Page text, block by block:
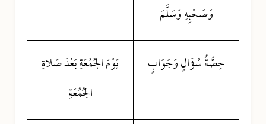
وَصَحْبِهِ وَسَلَّمَ
حِصَّةُ سُؤَالٍ وَجَوَابٍ
يَوْمَ الجُمُعَةِ بَعْدَ صَلاةِ
الجُمُعَةِ